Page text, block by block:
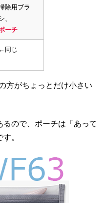
除用ブラ
、
ーチ
←同じ
方がちょっとだけ小さい
るので、ポーチは「あって
。